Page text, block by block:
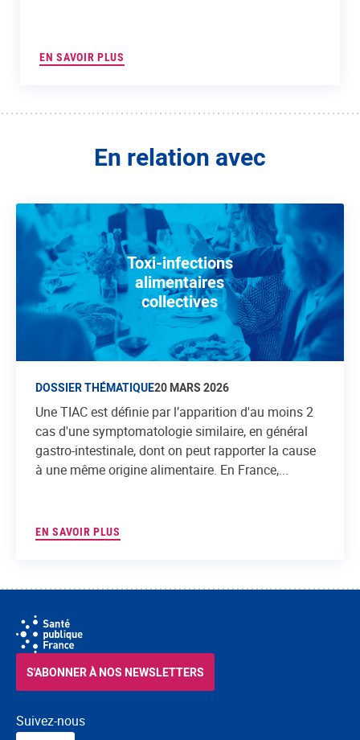
EN SAVOIR PLUS
En relation avec
Toxi-infections
alimentaires
collectives
DOSSIER THÉMATIQUE20 MARS 2026
Une TIAC est définie par l’apparition d'au moins 2
cas d'une symptomatologie similaire, en général
gastro-intestinale, dont on peut rapporter la cause
à une même origine alimentaire. En France,...
EN SAVOIR PLUS
Suivez-nous
S'ABONNER À NOS NEWSLETTERS